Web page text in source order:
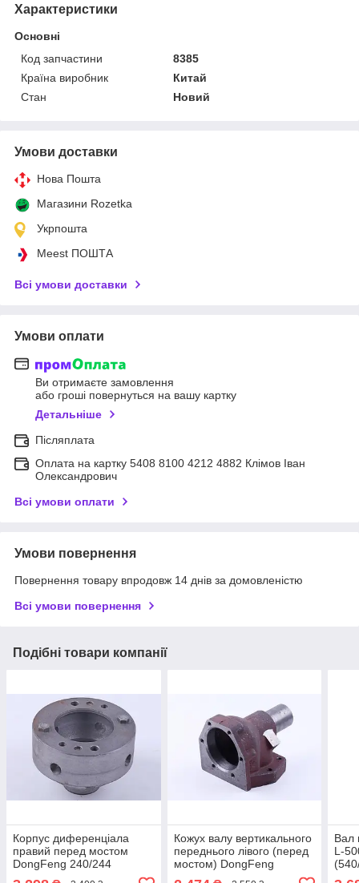
Характеристики
Основні
Код запчастини
8385
Країна виробник
Китай
Стан
Новий
Умови доставки
Нова Пошта
Магазини Rozetka
Укрпошта
Meest ПОШТА
Всі умови доставки
Умови оплати
Ви отримаєте замовлення
або гроші повернуться на вашу картку
Детальніше
Післяплата
Оплата на картку 5408 8100 4212 4882 Клімов Іван
Олександрович
Всі умови оплати
Умови повернення
Повернення товару впродовж 14 днів за домовленістю
Всі умови повернення
Подібні товари компанії
Корпус диференціала
правий перед мостом
DongFeng 240/244
Кожух валу вертикального
переднього лівого (перед
мостом) DongFeng
Вал
L-